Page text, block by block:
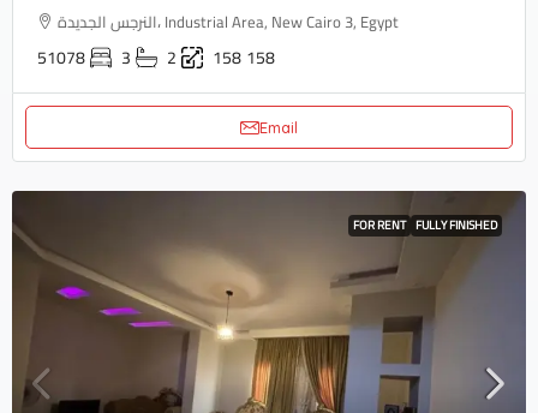
النرجس الجديدة، Industrial Area, New Cairo 3, Egypt
51078 3 2 158158
Email
FOR RENT FULLY FINISHED